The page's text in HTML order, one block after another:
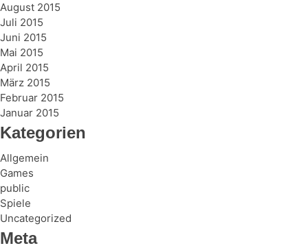
August 2015
Juli 2015
Juni 2015
Mai 2015
April 2015
März 2015
Februar 2015
Januar 2015
Kategorien
Allgemein
Games
public
Spiele
Uncategorized
Meta